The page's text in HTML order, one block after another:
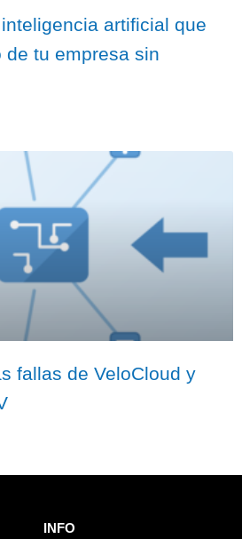
artificial que
de tu empresa sin
fallas de VeloCloud y
INFO